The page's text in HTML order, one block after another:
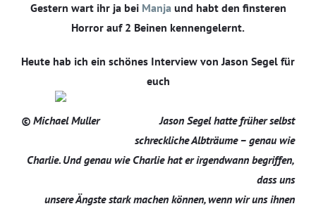
Gestern wart ihr ja bei Manjaund habt den finsteren
Horror auf 2 Beinen kennengelernt.
Heute hab ich ein schönes Interview von Jason Segel für
euch
© Michael Muller
Jason Segel hatte früher selbst
schreckliche Albträume – genau wie
Charlie. Und genau wie Charlie hat er irgendwann begriffen,
dass uns
unsere Ängste stark machen können, wenn wir uns ihnen